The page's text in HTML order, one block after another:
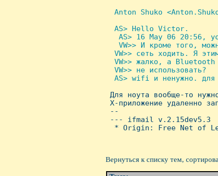
Anton Shuko
AS> Hello Victor.
AS> 16 May 06 20:56,
VW>> И кроме того,
VW>> сеть ходить. Я
VW>> жалко, а
  VW>> не использовать?
AS> wifi и ненужно.
Для ноута вообще-то
X-приложение удаленно
--
--- ifmail v.2.15dev5.3
* Origin: Free Net of
Вернуться к списку тем,